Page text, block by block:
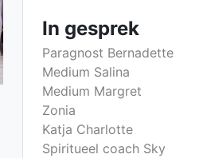
In gesprek
Paragnost Bernadette
Medium Salina
Medium Margret
Zonia
Katja Charlotte
Spiritueel coach Sky